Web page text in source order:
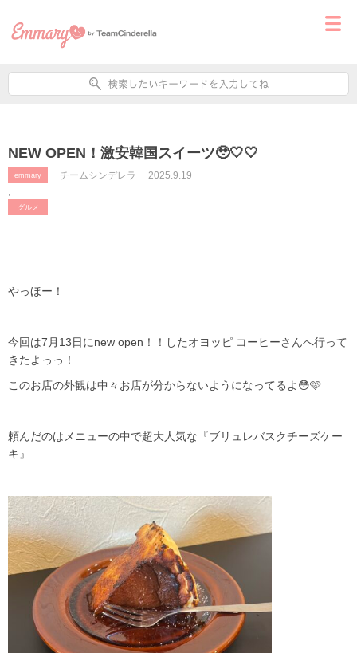
NEW OPEN！激安韓国スイーツ🥹🤍🤍
emmary
,
グルメ
チームシンデレラ 2025.9.19
やっほー！
今回は7月13日にnew open！！したオヨッピ コーヒーさんへ行って
きたよっっ！
このお店の外観は中々お店が分からないようになってるよ😳🩷
頼んだのはメニューの中で超大人気な『ブリュレバスクチーズケー
キ』